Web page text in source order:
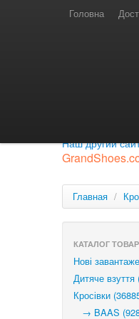
Головна
Лайф: (063) 527-
Наш другий
Главная /
КАТАЛОГ
Нові
Дитяче взуття
Кросівки
→ BAAS